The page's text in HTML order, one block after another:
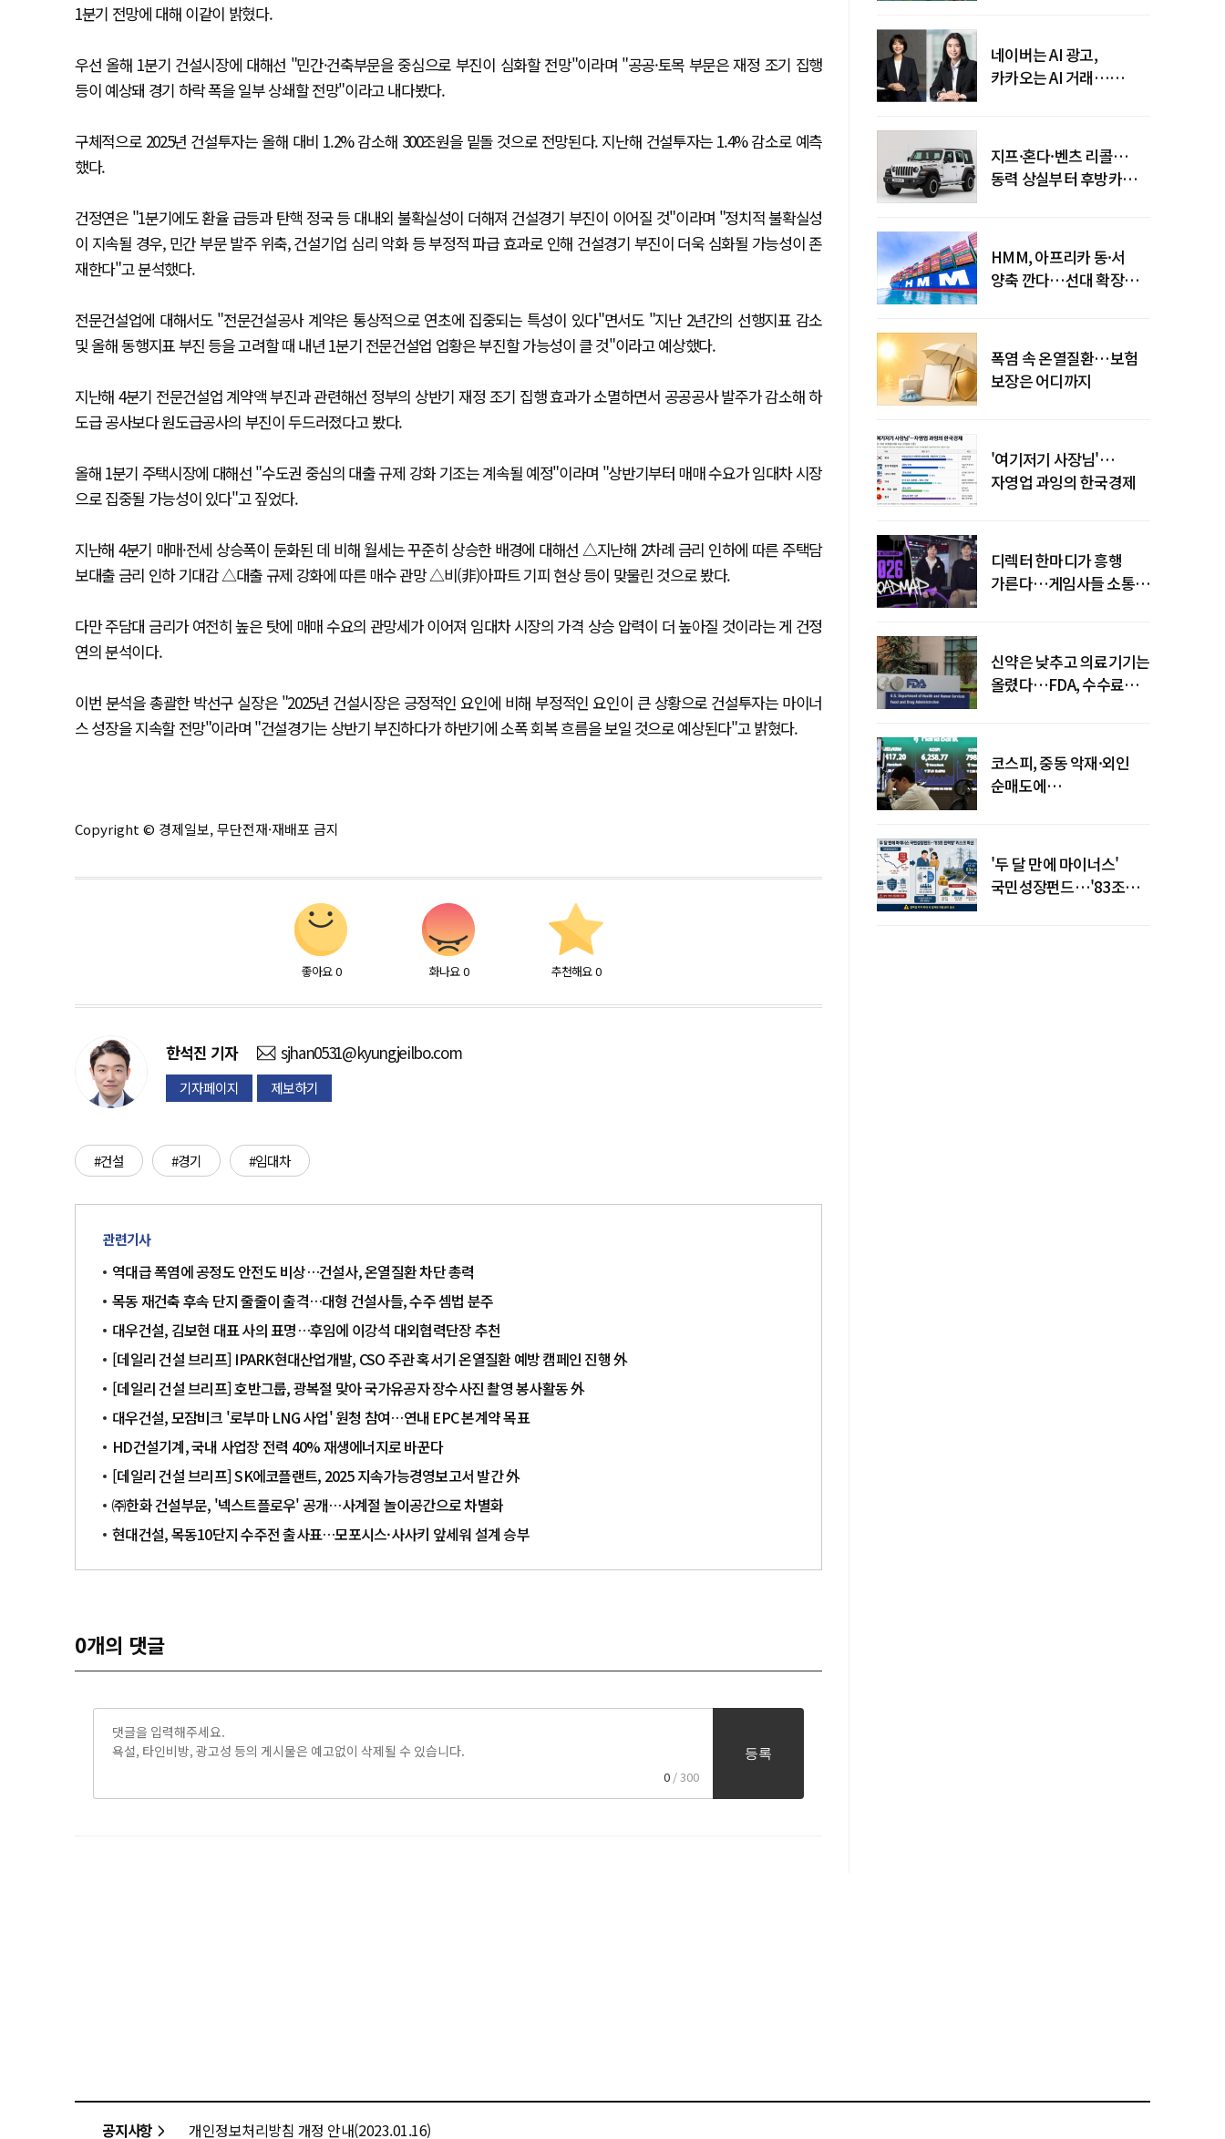
1분기 전망에 대해 이같이 밝혔다.
우선 올해 1분기 건설시장에 대해선 "민간·건축부문을 중심으로 부진이 심화할 전망"이라며 "공공·토목 부문은 재정 조기 집행
등이 예상돼 경기 하락 폭을 일부 상쇄할 전망"이라고 내다봤다.
구체적으로 2025년 건설투자는 올해 대비 1.2% 감소해 300조원을 밑돌 것으로 전망된다. 지난해 건설투자는 1.4% 감소로 예측
했다.
건정연은 "1분기에도 환율 급등과 탄핵 정국 등 대내외 불확실성이 더해져 건설경기 부진이 이어질 것"이라며 "정치적 불확실성
이 지속될 경우, 민간 부문 발주 위축, 건설기업 심리 악화 등 부정적 파급 효과로 인해 건설경기 부진이 더욱 심화될 가능성이 존
재한다"고 분석했다.
전문건설업에 대해서도 "전문건설공사 계약은 통상적으로 연초에 집중되는 특성이 있다"면서도 "지난 2년간의 선행지표 감소
및 올해 동행지표 부진 등을 고려할 때 내년 1분기 전문건설업 업황은 부진할 가능성이 클 것"이라고 예상했다.
지난해 4분기 전문건설업 계약액 부진과 관련해선 정부의 상반기 재정 조기 집행 효과가 소멸하면서 공공공사 발주가 감소해 하
도급 공사보다 원도급공사의 부진이 두드러졌다고 봤다.
올해 1분기 주택시장에 대해선 "수도권 중심의 대출 규제 강화 기조는 계속될 예정"이라며 "상반기부터 매매 수요가 임대차 시장
으로 집중될 가능성이 있다"고 짚었다.
지난해 4분기 매매·전세 상승폭이 둔화된 데 비해 월세는 꾸준히 상승한 배경에 대해선 △지난해 2차례 금리 인하에 따른 주택담
보대출 금리 인하 기대감 △대출 규제 강화에 따른 매수 관망 △비(非)아파트 기피 현상 등이 맞물린 것으로 봤다.
다만 주담대 금리가 여전히 높은 탓에 매매 수요의 관망세가 이어져 임대차 시장의 가격 상승 압력이 더 높아질 것이라는 게 건정
연의 분석이다.
이번 분석을 총괄한 박선구 실장은 "2025년 건설시장은 긍정적인 요인에 비해 부정적인 요인이 큰 상황으로 건설투자는 마이너
스 성장을 지속할 전망"이라며 "건설경기는 상반기 부진하다가 하반기에 소폭 회복 흐름을 보일 것으로 예상된다"고 밝혔다.
Copyright © 경제일보, 무단전재·재배포 금지
좋아요 0 화나요 0 추천해요 0
한석진 기자 sjhan0531@kyungjeilbo.com
기자페이지 제보하기
#건설 #경기 #임대차
관련기사
역대급 폭염에 공정도 안전도 비상…건설사, 온열질환 차단 총력
목동 재건축 후속 단지 줄줄이 출격…대형 건설사들, 수주 셈법 분주
대우건설, 김보현 대표 사의 표명…후임에 이강석 대외협력단장 추천
[데일리 건설 브리프] IPARK현대산업개발, CSO 주관 혹서기 온열질환 예방 캠페인 진행 外
[데일리 건설 브리프] 호반그룹, 광복절 맞아 국가유공자 장수사진 촬영 봉사활동 外
대우건설, 모잠비크 '로부마 LNG 사업' 원청 참여…연내 EPC 본계약 목표
HD건설기계, 국내 사업장 전력 40% 재생에너지로 바꾼다
[데일리 건설 브리프] SK에코플랜트, 2025 지속가능경영보고서 발간 外
㈜한화 건설부문, '넥스트플로우' 공개…사계절 놀이공간으로 차별화
현대건설, 목동10단지 수주전 출사표…모포시스·사사키 앞세워 설계 승부
0개의 댓글
0 / 300
등록
네이버는 AI 광고,
카카오는 AI 거래…
지프·혼다·벤츠 리콜…
동력 상실부터 후방카메라
HMM, 아프리카 동·서
양축 깐다…선대 확장
폭염 속 온열질환…보험
보장은 어디까지
'여기저기 사장님'…
자영업 과잉의 한국경제
디렉터 한마디가 흥행
가른다…게임사들 소통
신약은 낮추고 의료기기는
올렸다…FDA, 수수료
코스피, 중동 악재·외인
순매도에
'두 달 만에 마이너스'
국민성장펀드…'83조
공지사항 개인정보처리방침 개정 안내(2023.01.16)